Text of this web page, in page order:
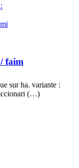
/ faim
sur ha. variante :
(…)